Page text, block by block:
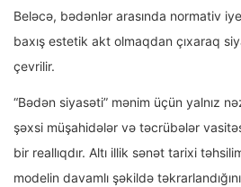
Beləcə, bədənlər arasında normativ
baxış estetik akt olmaqdan çıxaraq
çevrilir.
“Bədən siyasəti” mənim üçün yalnız
şəxsi müşahidələr və təcrübələr
bir reallıqdır. Altı illik sənət tarixi
modelin davamlı şəkildə